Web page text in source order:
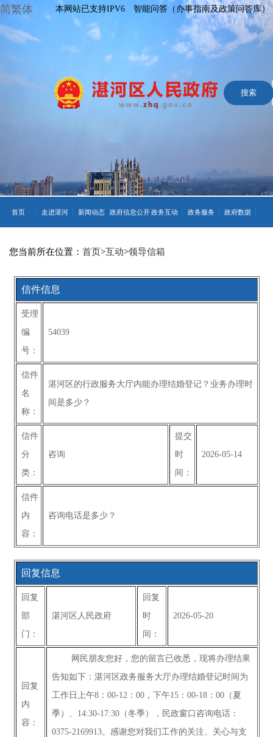
简繁体 本网站已支持IPV6 智能问答（办事指南及政策问答库）
首页 走进湛河 新闻动态 政府信息公开政务互动 政务服务 政府数据
您当前所在位置： 首页>互动>领导信箱
信件信息
受理
编
号：
54039
信件
名
称：
湛河区的行政服务大厅内能办理结婚登记？业务办理时
间是多少？
信件
分
类：
咨询
提交
时
间：
2026-05-14
信件
内
容：
咨询电话是多少？
回复信息
回复
部
门：
湛河区人民政府
回复
时
间：
2026-05-20
回复
内
容：
网民朋友您好，您的留言已收悉，现将办理结果
告知如下：湛河区政务服务大厅办理结婚登记时间为
工作日上午8：00-12：00，下午15：00-18：00（夏
季）、14:30-17:30（冬季），民政窗口咨询电话：
0375-2169913。感谢您对我们工作的关注、关心与支